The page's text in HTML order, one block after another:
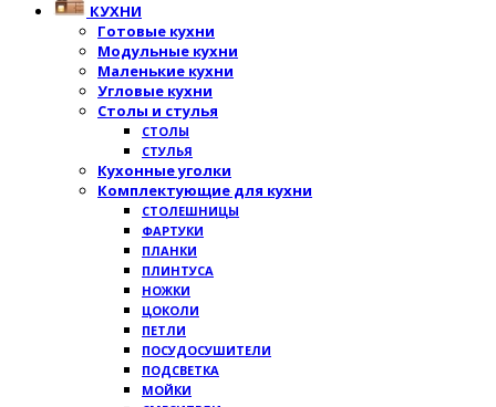
КУХНИ
Готовые кухни
Модульные кухни
Маленькие кухни
Угловые кухни
Столы и стулья
СТОЛЫ
СТУЛЬЯ
Кухонные уголки
Комплектующие для кухни
СТОЛЕШНИЦЫ
ФАРТУКИ
ПЛАНКИ
ПЛИНТУСА
НОЖКИ
ЦОКОЛИ
ПЕТЛИ
ПОСУДОСУШИТЕЛИ
ПОДСВЕТКА
МОЙКИ